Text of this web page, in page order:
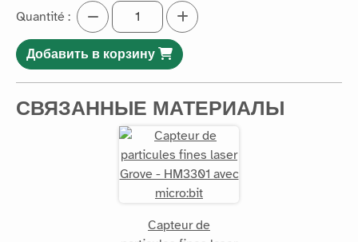
Quantité :
Добавить в корзину
СВЯЗАННЫЕ МАТЕРИАЛЫ
Capteur de